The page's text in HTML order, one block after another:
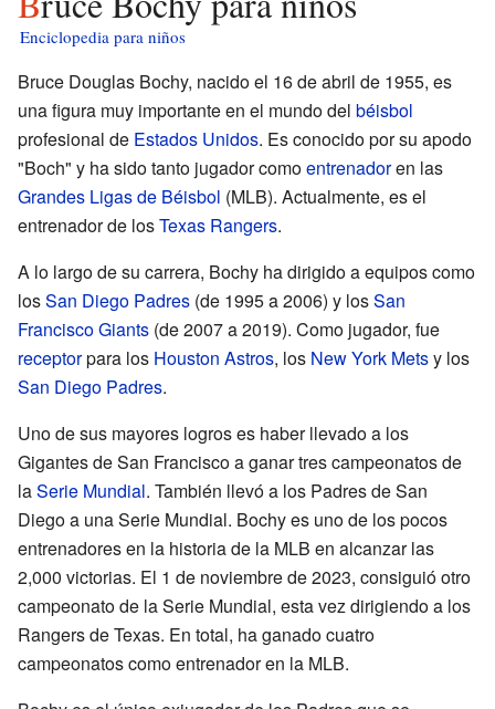
Enciclopedia para niños
Bruce Douglas Bochy, nacido el 16 de abril de 1955, es
una figura muy importante en el mundo del béisbol
profesional de Estados Unidos. Es conocido por su apodo
"Boch" y ha sido tanto jugador comoentrenadoren las
Grandes Ligas de Béisbol (MLB). Actualmente, es el
entrenador de losTexas Rangers.
A lo largo de su carrera, Bochy ha dirigido a equipos como
losSan Diego Padres (de 1995 a 2006) y losSan
Francisco Giants (de 2007 a 2019). Como jugador, fue
receptorpara los Houston Astros, los New York Metsy los
San Diego Padres.
Uno de sus mayores logros es haber llevado a los
Gigantes de San Francisco a ganar tres campeonatos de
laSerie Mundial. También llevó a los Padres de San
Diego a una Serie Mundial. Bochy es uno de los pocos
entrenadores en la historia de la MLB en alcanzar las
2,000 victorias. El 1 de noviembre de 2023, consiguió otro
campeonato de la Serie Mundial, esta vez dirigiendo a los
Rangers de Texas. En total, ha ganado cuatro
campeonatos como entrenador en la MLB.